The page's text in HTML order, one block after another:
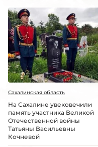
Сахалинская область
На Сахалине увековечили
память участника Великой
Отечественной войны
Татьяны Васильевны
Кочневой